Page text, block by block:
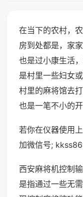
在当下的农村，
房到处都是，家
也是过小康生活
是村里一些妇女
村里的麻将馆去
也是一笔不小的开
若你在仪器使用
加微信号;
西安麻将机控制
是指通过一些无